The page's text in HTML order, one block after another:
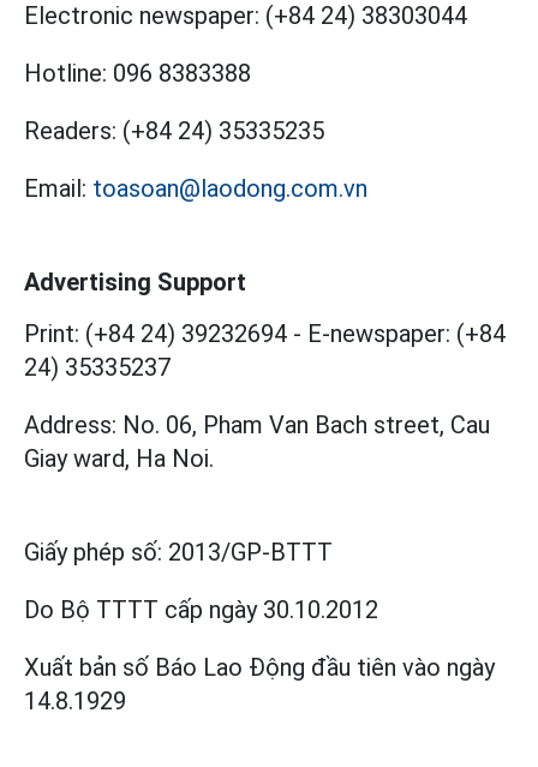
Electronic newspaper: (+84 24) 38303044
Hotline: 096 8383388
Readers: (+84 24) 35335235
Email: toasoan@laodong.com.vn
Advertising Support
Print: (+84 24) 39232694 - E-newspaper: (+84
24) 35335237
Address: No. 06, Pham Van Bach street, Cau
Giay ward, Ha Noi.
Giấy phép số: 2013/GP-BTTT
Do Bộ TTTT cấp ngày 30.10.2012
Xuất bản số Báo Lao Động đầu tiên vào ngày
14.8.1929